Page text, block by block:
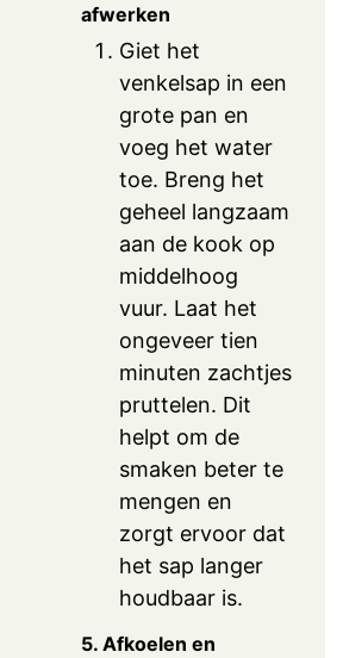
afwerken
Giet het
venkelsap in een
grote pan en
voeg het water
toe. Breng het
geheel langzaam
aan de kook op
middelhoog
vuur. Laat het
ongeveer tien
minuten zachtjes
pruttelen. Dit
helpt om de
smaken beter te
mengen en
zorgt ervoor dat
het sap langer
houdbaar is.
5. Afkoelen en